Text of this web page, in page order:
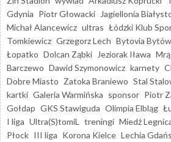
Gdynia Piotr Głowacki Jagiellonia
Michał Alancewicz ultras Łódzki Klub
Tomkiewicz Grzegorz Lech Bytovia Bytów
Łopatko Dolcan Ząbki Jeziorak Iława
Barczewo Dawid Szymonowicz karnety
Dobre Miasto Zatoka Braniewo Stal
kartki Galeria Warmińska sponsor Piotr
Gołdap GKS Stawiguda Olimpia Elbląg
I liga Ultra(S)tomiL treningi Miedź
Płock III liga Korona Kielce Lechia